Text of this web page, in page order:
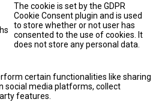
The cookie is set by the GDPR
Cookie Consent plugin and is used
to store whether or not user has
consented to the use of cookies. It
does not store any personal data.
certain functionalities like sharing
social media platforms, collect
features.